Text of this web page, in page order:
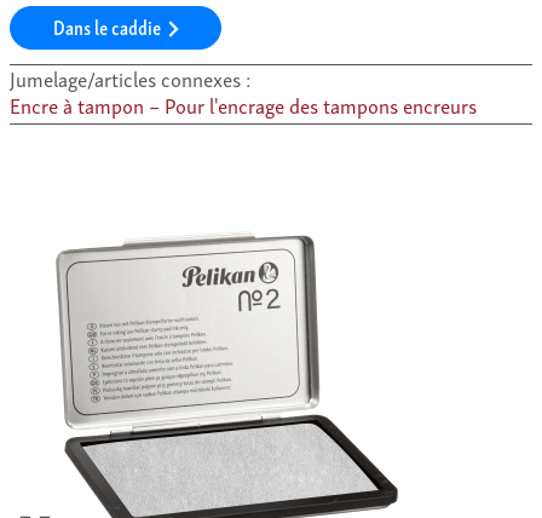
Dans le caddie
Jumelage/articles connexes :
Encre à tampon – Pour l'encrage des tampons encreurs